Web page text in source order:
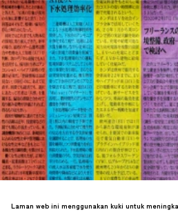
Laman web ini menggunakan kuki untuk